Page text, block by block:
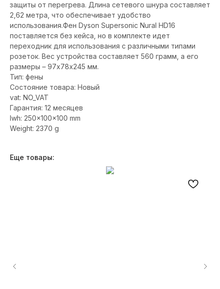
защиты от перегрева. Длина сетевого шнура составляет
2,62 метра, что обеспечивает удобство
использования.Фен Dyson Supersonic Nural HD16
поставляется без кейса, но в комплекте идет
переходник для использования с различными типами
розеток. Вес устройства составляет 560 грамм, а его
размеры – 97х78х245 мм.
Тип: фены
Состояние товара: Новый
vat: NO_VAT
Гарантия: 12 месяцев
lwh: 250x100x100 mm
Weight: 2370 g
Еще товары: